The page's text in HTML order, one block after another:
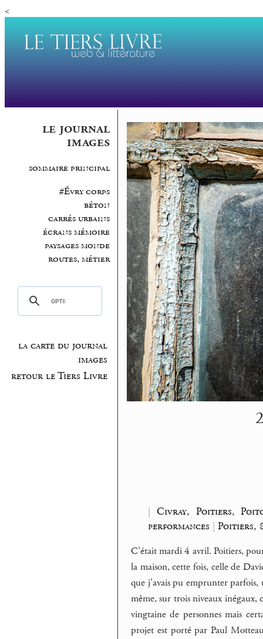
<
le journal
images
sommaire principal
#Évry corps
béton
carrés urbains
écrans mémoire
paysages monde
routes, métier
la carte du journal
images
retour le Tiers Livre
| Civray, Poitiers,
performances | Poitiers,
C’était mardi 4 avril. Poitiers,
la maison, cette fois, celle de
que j’avais pu emprunter
même, sur trois niveaux inégaux,
vingtaine de personnes mais
projet est porté par Paul